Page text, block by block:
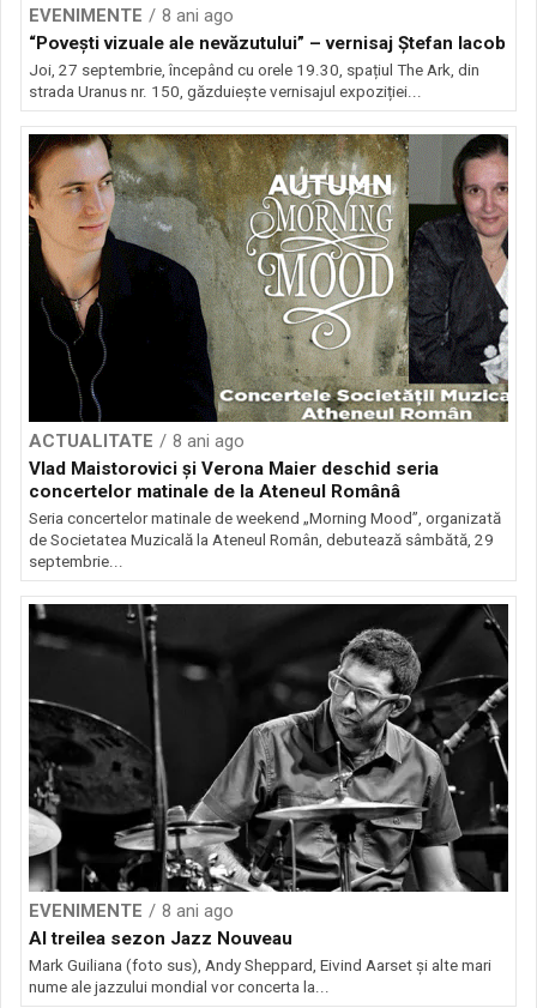
EVENIMENTE
8 ani ago
“Povești vizuale ale nevăzutului” – vernisaj Ștefan Iacob
Joi, 27 septembrie, începând cu orele 19.30, spațiul The Ark, din
strada Uranus nr. 150, găzduiește vernisajul expoziției...
ACTUALITATE
8 ani ago
Vlad Maistorovici și Verona Maier deschid seria
concertelor matinale de la Ateneul Românâ
Seria concertelor matinale de weekend „Morning Mood”, organizată
de Societatea Muzicală la Ateneul Român, debutează sâmbătă, 29
septembrie...
EVENIMENTE
8 ani ago
Al treilea sezon Jazz Nouveau
Mark Guiliana (foto sus), Andy Sheppard, Eivind Aarset şi alte mari
nume ale jazzului mondial vor concerta la...